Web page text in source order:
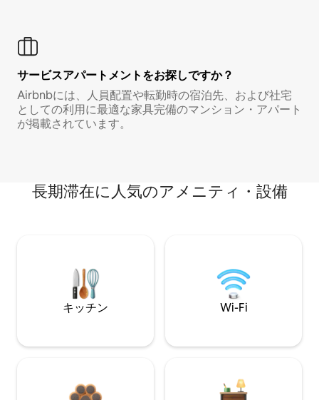
サービスアパートメントをお探しですか？
Airbnbには、人員配置や転勤時の宿泊先、および社宅
としての利用に最適な家具完備のマンション・アパート
が掲載されています。
長期滞在に人気のアメニティ・設備
キッチン Wi-Fi